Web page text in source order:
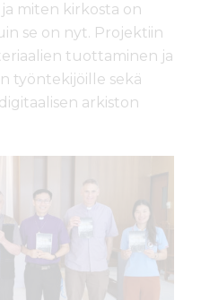
miten kirkosta on
se on nyt. Projektiin
tuottaminen ja
työntekijöille sekä
arkiston